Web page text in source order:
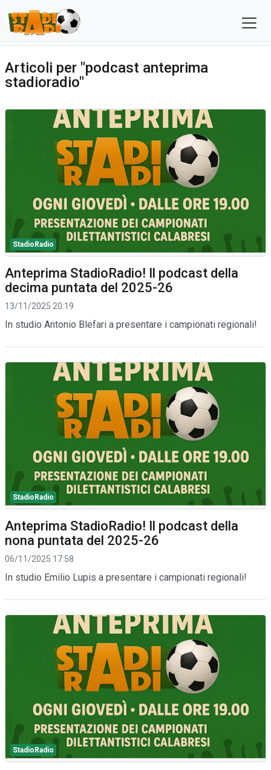
Articoli per "podcast anteprima
stadioradio"
StadioRadio
Anteprima StadioRadio! Il podcast della
decima puntata del 2025-26
13/11/2025 20:19
In studio Antonio Blefari a presentare i campionati regionali!
StadioRadio
Anteprima StadioRadio! Il podcast della
nona puntata del 2025-26
06/11/2025 17:58
In studio Emilio Lupis a presentare i campionati regionali!
StadioRadio